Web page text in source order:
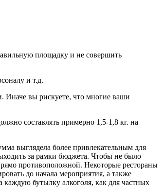
площадку и не совершить
и т.д.
Иначе вы рискуете, что многие ваши
составлять примерно 1,5-1,8 кг. на
выглядела более привлекательным для
за рамки бюджета. Чтобы не было
противоположной. Некоторые рестораны
до начала мероприятия, а также
каждую бутылку алкоголя, как для частных